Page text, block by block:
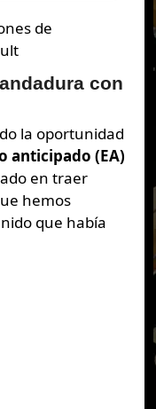
de
con
anticipado (EA)
en traer
hemos
que había